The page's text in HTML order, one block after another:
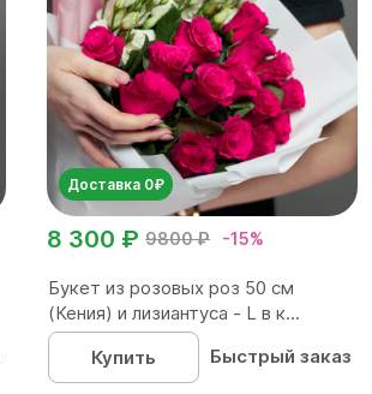
Доставка 0₽
9800 ₽ -15%
8 300 ₽
Букет из розовых роз 50 см
(Кения) и лизиантуса - L в к...
Купить
Быстрый заказ